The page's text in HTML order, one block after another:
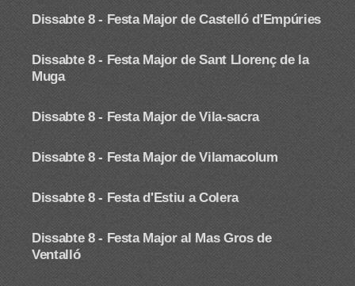
Dissabte 8 -Festa Major de Castelló d'Empúries
Dissabte 8 - Festa Major de Sant Llorenç de la
Muga
Dissabte 8 - Festa Major de Vila-sacra
Dissabte 8 - Festa Major de Vilamacolum
Dissabte 8 - Festa d'Estiu a Colera
Dissabte 8 - Festa Major al Mas Gros de
Ventalló